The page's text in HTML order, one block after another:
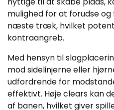
mulighed for at forudse
næste træk, hvilket
kontraangreb.
Med hensyn til
mod sidelinjerne eller
udfordrende for
effektivt. Høje clears kan
af banen, hvilket giver